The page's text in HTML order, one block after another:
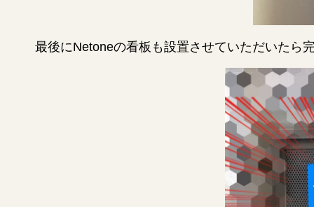
最後にNetoneの看板も設置させていただいたら